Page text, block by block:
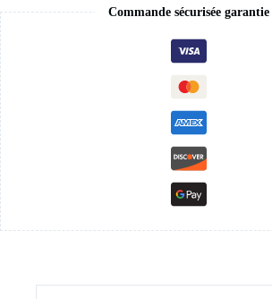
Commande sécurisée garantie